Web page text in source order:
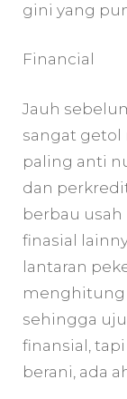
gini yang
Financial
Jauh
sangat getol
paling anti
dan
berbau
finasial
lantaran
menghitung
sehingga
finansial,
berani, ada